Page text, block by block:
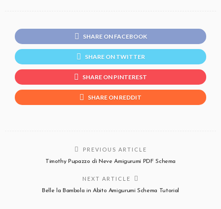
SHARE ON FACEBOOK
SHARE ON TWITTER
SHARE ON PINTEREST
SHARE ON REDDIT
PREVIOUS ARTICLE
Timothy Pupazzo di Neve Amigurumi PDF Schema
NEXT ARTICLE
Belle la Bambola in Abito Amigurumi Schema Tutorial